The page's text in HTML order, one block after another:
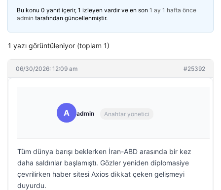
Bu konu 0 yanıt içerir, 1 izleyen vardır ve en son 1 ay 1 hafta önce
admin tarafından güncellenmiştir.
1 yazı görüntüleniyor (toplam 1)
06/30/2026: 12:09 am #25392
A admin Anahtar yönetici
Tüm dünya barışı beklerken İran-ABD arasında bir kez
daha saldırılar başlamıştı. Gözler yeniden diplomasiye
çevrilirken haber sitesi Axios dikkat çeken gelişmeyi
duyurdu.